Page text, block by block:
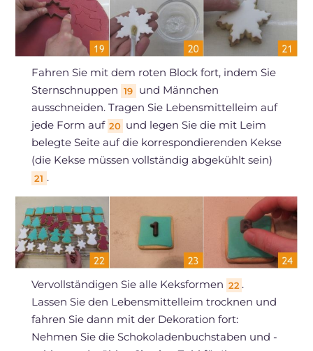
Fahren Sie mit dem roten Block fort, indem Sie
Sternschnuppen 19
und Männchen
ausschneiden. Tragen Sie Lebensmittelleim auf
jede Form auf 20 und legen Sie die mit Leim
belegte Seite auf die korrespondierenden Kekse
(die Kekse müssen vollständig abgekühlt sein)
21 .
Vervollständigen Sie alle Keksformen 22 .
Lassen Sie den Lebensmittelleim trocknen und
fahren Sie dann mit der Dekoration fort:
Nehmen Sie die Schokoladenbuchstaben und -